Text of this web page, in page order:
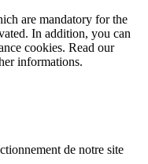
are mandatory for the
In addition, you can
cookies. Read our
informations.
de notre site